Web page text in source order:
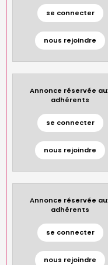
se connecter
nous rejoindre
Annonce réservée
adhérents
se connecter
nous rejoindre
Annonce réservée
adhérents
se connecter
nous rejoindre